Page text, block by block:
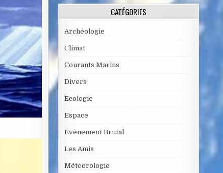
CATÉGORIES
Archéologie
Climat
Courants Marins
Divers
Ecologie
Espace
Evènement Brutal
Les Amis
Météorologie